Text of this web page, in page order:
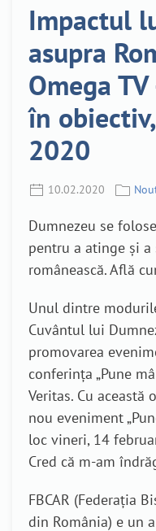
Impactul
asupra
Omega
în
2020
10.02.2020
Dumnezeu se
pentru a atinge și a
românească. Află
Unul dintre
Cuvântul lui
promovarea
conferința „Pune
Veritas. Cu această
nou eveniment
loc vineri, 14
Cred că m-am
FBCAR (Federația
din România) e un